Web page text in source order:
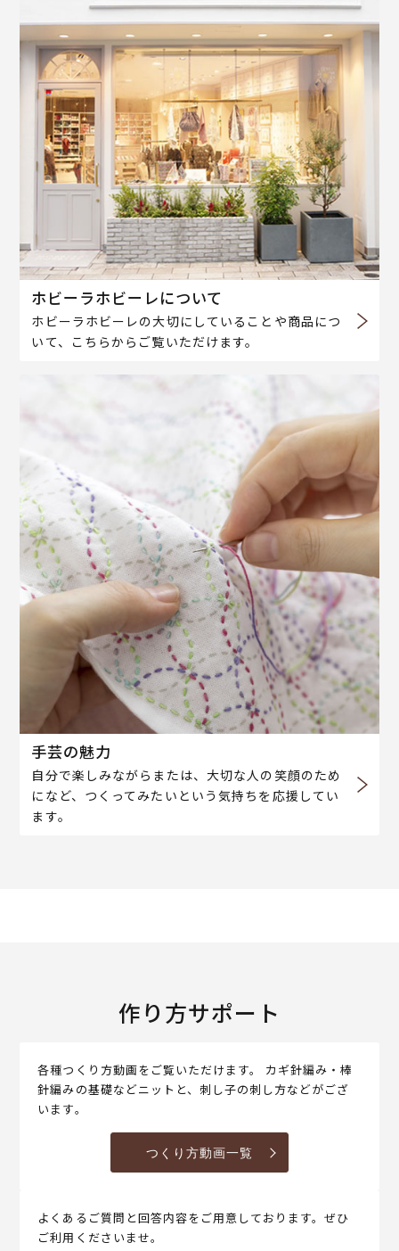
ホビーラホビーレについて
ホビーラホビーレの大切にしていることや商品につ
いて、こちらからご覧いただけます。
手芸の魅力
自分で楽しみながらまたは、大切な人の笑顔のため
になど、つくってみたいという気持ちを応援してい
ます。
作り方サポート
各種つくり方動画をご覧いただけます。 カギ針編み・棒
針編みの基礎などニットと、刺し子の刺し方などがござ
います。
つくり方動画一覧
よくあるご質問と回答内容をご用意しております。ぜひ
ご利用くださいませ。